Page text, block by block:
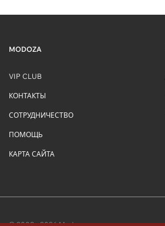
MODOZA
VIP CLUB
КОНТАКТЫ
СОТРУДНИЧЕСТВО
ПОМОЩЬ
КАРТА САЙТА